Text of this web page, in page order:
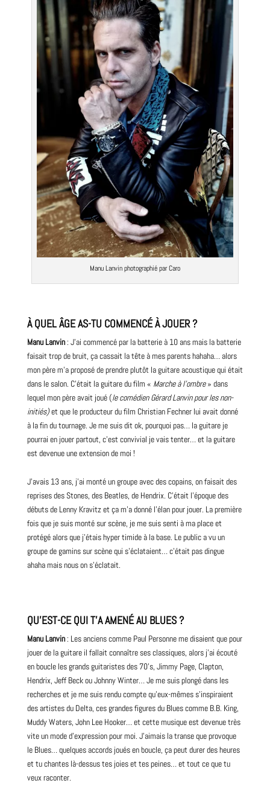
Manu Lanvin photographié par Caro
À QUEL ÂGE AS-TU COMMENCÉ À JOUER ?
Manu Lanvin: J’ai commencé par la batterie à 10 ans mais la batterie
faisait trop de bruit, ça cassait la tête à mes parents hahaha… alors
mon père m’a proposé de prendre plutôt la guitare acoustique qui était
dans le salon. C’était la guitare dufilm « Marche à l’ombre» dans
lequel mon père avait joué (le comédien Gérard Lanvin pour les non-
initiés)et que leproducteurdu film Christian Fechner lui avait donné
à la fin du tournage. Je me suis dit ok, pourquoi pas… la guitare je
pourrai en jouer partout, c’est convivial je vais tenter… et la guitare
est devenue une extension de moi !
J’avais 13 ans, j’ai monté un groupe avec des copains, on faisait des
reprises des Stones, des Beatles, de Hendrix. C’était l’époque des
débuts de Lenny Kravitzet ça m’a donné l’élan pour jouer. La première
fois que je suis monté sur scène, je me suis senti à ma place et
protégé alors que j’étais hyper timide à la base. Le public a vu un
groupe de gamins sur scène qui s’éclataient… c’était pas dingue
ahaha mais nous on s’éclatait.
QU’EST-CE QUI T’A AMENÉ AU BLUES ?
Manu Lanvin: Les anciens comme Paul Personne me disaient que pour
jouer de la guitare il fallait connaître ses classiques, alors j’ai écouté
en boucle les grands guitaristes des 70’s, Jimmy Page, Clapton,
Hendrix, Jeff Beck ou Johnny Winter… Je me suis plongé dans les
recherches et je me suis rendu compte qu’eux-mêmes s’inspiraient
des artistes du Delta, ces grandes figures du Blues comme B.B. King,
Muddy Waters, John Lee Hooker… et cette musique est devenue très
vite un mode d’expression pour moi. J’aimais la transe que provoque
le Blues… quelques accords joués en boucle, ça peut durer des heures
et tu chantes là-dessus tes joies et tes peines… et tout ce que tu
veux raconter.